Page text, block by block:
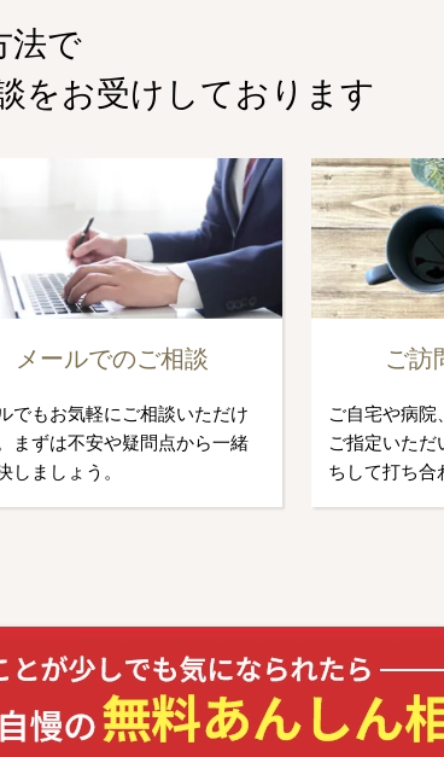
法で
を お受けしております
メールでのご相談
でもお気軽にご相談いただけ
まずは不安や疑問点から一緒
しましょう。
ご訪
ご自宅や病院
ご指定いた
ちして打ち合